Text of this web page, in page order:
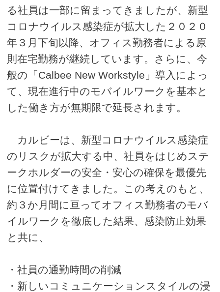
る社員は一部に留まってきましたが、新型
コロナウイルス感染症が拡大した２０２０
年３月下旬以降、オフィス勤務者による原
則在宅勤務が継続しています。さらに、今
般の「Calbee New Workstyle」導入によっ
て、現在進行中のモバイルワークを基本と
した働き方が無期限で延長されます。
カルビーは、新型コロナウイルス感染症
のリスクが拡大する中、社員をはじめステ
ークホルダーの安全・安心の確保を最優先
に位置付けてきました。この考えのもと、
約３か月間に亘ってオフィス勤務者のモバ
イルワークを徹底した結果、感染防止効果
と共に、
・社員の通勤時間の削減
・新しいコミュニケーションスタイルの浸